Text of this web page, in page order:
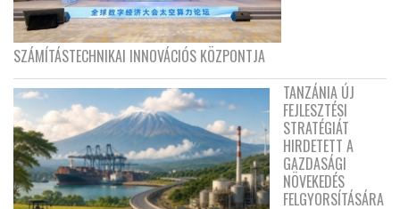
SZÁMÍTÁSTECHNIKAI INNOVÁCIÓS KÖZPONTJA
TANZÁNIA ÚJ
FEJLESZTÉSI
STRATÉGIÁT
HIRDETETT A
GAZDASÁGI
NÖVEKEDÉS
FELGYORSÍTÁSÁRA